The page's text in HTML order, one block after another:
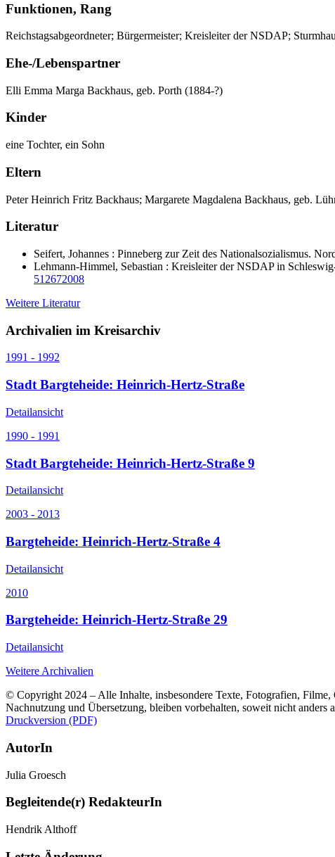
Funktionen, Rang
Reichstagsabgeordneter; Bürgermeister; Kreisleiter der NSDAP;
Ehe-/Lebenspartner
Elli Emma Marga Backhaus, geb. Porth (1884-?)
Kinder
eine Tochter, ein Sohn
Eltern
Peter Heinrich Fritz Backhaus; Margarete Magdalena Backhaus, geb.
Literatur
Seifert, Johannes : Pinneberg zur Zeit des Nationalsozialismus.
Lehmann-Himmel, Sebastian : Kreisleiter der NSDAP in
512672008
Weitere Literatur
Archivalien im Kreisarchiv
1991 - 1992
Stadt Bargteheide: Heinrich-Hertz-Straße
Detailansicht
1990 - 1991
Stadt Bargteheide: Heinrich-Hertz-Straße 9
Detailansicht
2003 - 2013
Bargteheide: Heinrich-Hertz-Straße 4
Detailansicht
2010
Bargteheide: Heinrich-Hertz-Straße 29
Detailansicht
Weitere Archivalien
© Copyright 2024 – Alle Inhalte, insbesondere Texte, Fotografien,
Nachnutzung und Übersetzung, bleiben vorbehalten, soweit nicht anders
Druckversion (PDF)
AutorIn
Julia Groesch
Begleitende(r) RedakteurIn
Hendrik Althoff